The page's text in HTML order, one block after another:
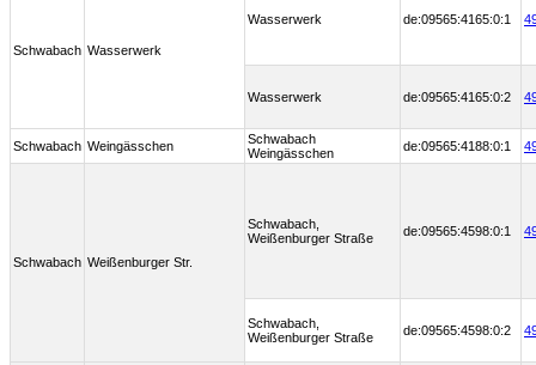
Schwabach Wasserwerk
Wasserwerk de:09565:4165:0:1
Wasserwerk de:09565:4165:0:2
Schwabach Weingässchen
Schwabach
Weingässchen
de:09565:4188:0:1
Schwabach Weißenburger Str.
Schwabach,
Weißenburger Straße
de:09565:4598:0:1
Schwabach,
Weißenburger Straße
de:09565:4598:0:2